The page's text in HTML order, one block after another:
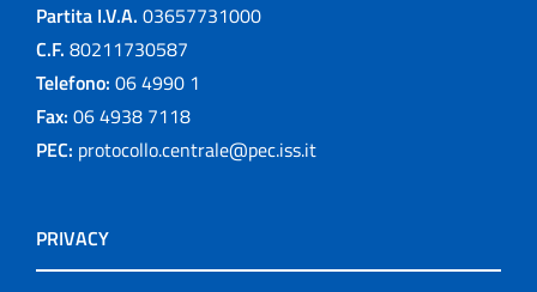
Partita I.V.A. 03657731000
C.F. 80211730587
Telefono: 06 4990 1
Fax: 06 4938 7118
PEC: protocollo.centrale@pec.iss.it
PRIVACY